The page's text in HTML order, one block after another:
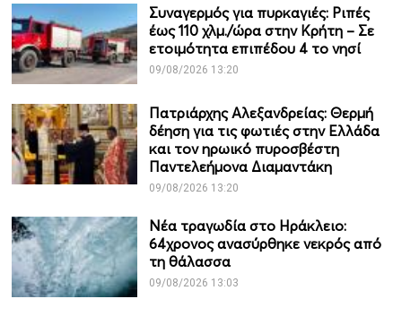
Συναγερμός για πυρκαγιές: Ριπές
έως 110 χλμ./ώρα στην Κρήτη – Σε
ετοιμότητα επιπέδου 4 το νησί
09/08/2026 13:20
Πατριάρχης Αλεξανδρείας: Θερμή
δέηση για τις φωτιές στην Ελλάδα
και τον ηρωικό πυροσβέστη
Παντελεήμονα Διαμαντάκη
09/08/2026 13:20
Νέα τραγωδία στο Ηράκλειο:
64χρονος ανασύρθηκε νεκρός από
τη θάλασσα
09/08/2026 13:03